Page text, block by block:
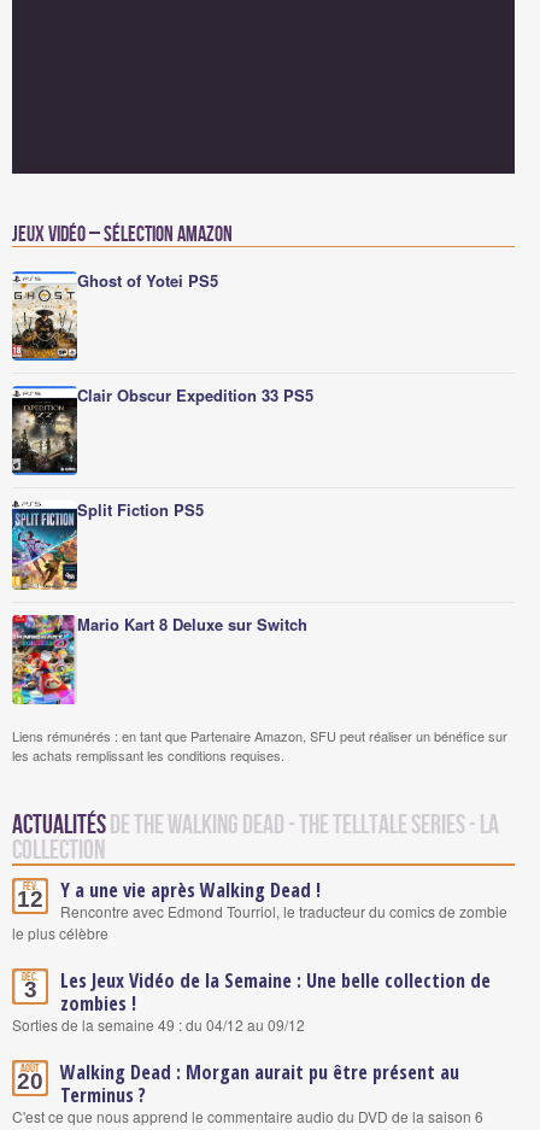
Jeux vidéo – Sélection Amazon
Ghost of Yotei PS5
Clair Obscur Expedition 33 PS5
Split Fiction PS5
Mario Kart 8 Deluxe sur Switch
Liens rémunérés : en tant que Partenaire Amazon, SFU peut réaliser un bénéfice sur
les achats remplissant les conditions requises.
Actualités de The Walking Dead - The Telltale Series - La
Collection
Fév.
12 Y a une vie après Walking Dead !
Rencontre avec Edmond Tourriol, le traducteur du comics de zombie
le plus célèbre
Déc.
3
Les Jeux Vidéo de la Semaine : Une belle collection de
zombies !
Sorties de la semaine 49 : du 04/12 au 09/12
Août
20
Walking Dead : Morgan aurait pu être présent au
Terminus ?
C'est ce que nous apprend le commentaire audio du DVD de la saison 6